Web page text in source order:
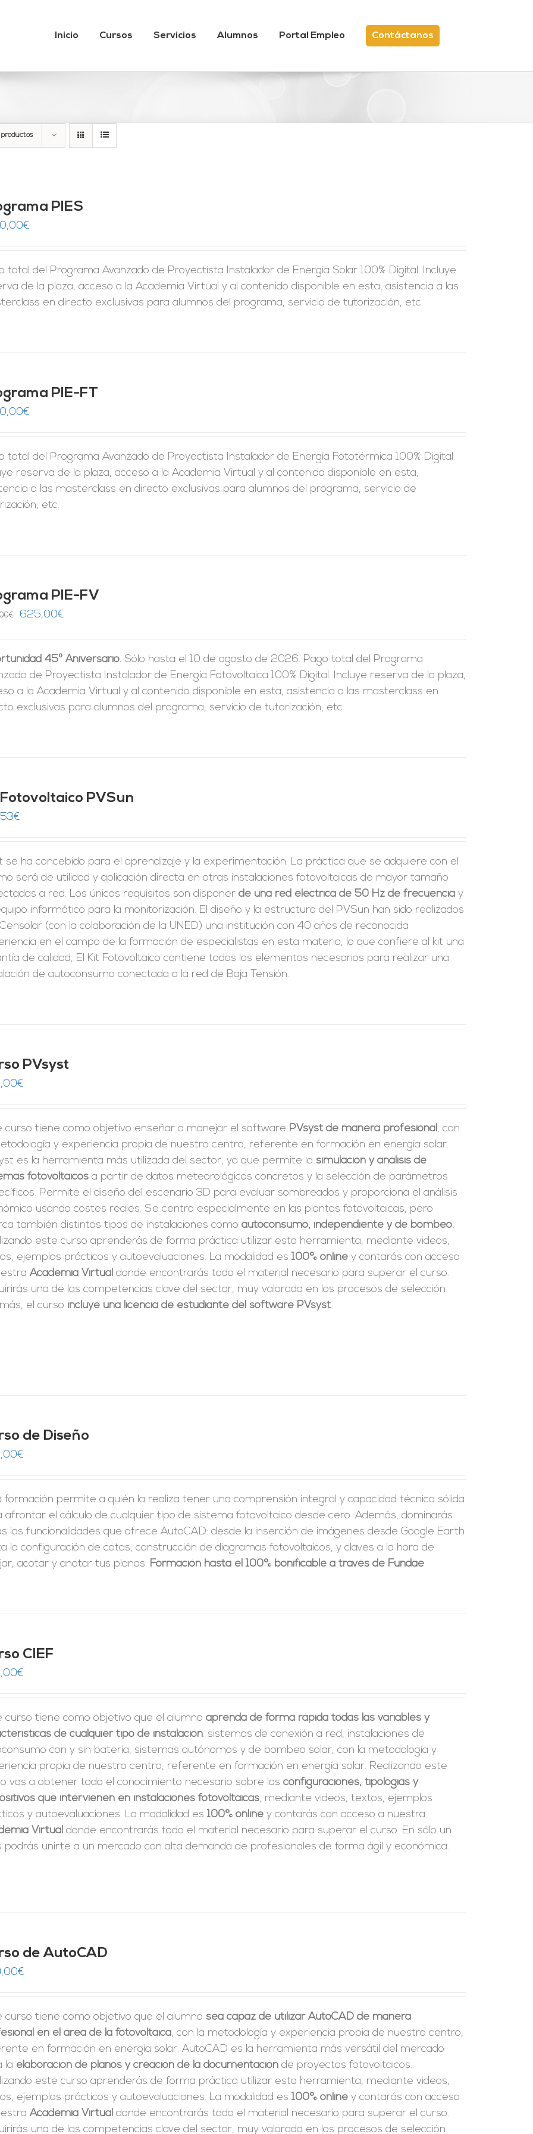
Inicio Cursos Servicios Alumnos Portal Empleo Contáctanos
PIES
€
total del Programa Avanzado de Proyectista Instalador de Energía Solar 100% Digital. Incluye
de la plaza, acceso a la Academia Virtual y al contenido disponible en esta, asistencia a las
en directo exclusivas para alumnos del programa, servicio de tutorización, etc.
PIE-FT
€
total del Programa Avanzado de Proyectista Instalador de Energía Fototérmica 100% Digital.
reserva de la plaza, acceso a la Academia Virtual y al contenido disponible en esta,
a las masterclass en directo exclusivas para alumnos del programa, servicio de
etc.
PIE-FV
€
El
era:
1.250,00€.
625,00€
es:
625,00€.
45º Aniversario. Sólo hasta el 10 de agosto de 2026. Pago total del Programa
de Proyectista Instalador de Energía Fotovoltaica 100% Digital. Incluye reserva de la plaza,
a la Academia Virtual y al contenido disponible en esta, asistencia a las masterclass en
exclusivas para alumnos del programa, servicio de tutorización, etc.
PVSun
€
se ha concebido para el aprendizaje y la experimentación. La práctica que se adquiere con el
será de utilidad y aplicación directa en otras instalaciones fotovoltaicas de mayor tamaño
a red. Los únicos requisitos son disponerde una red eléctrica de 50 Hz de frecuencia y
informático para la monitorización. El diseño y la estructura del PVSun han sido realizados
(con la colaboración de la UNED) una institución con 40 años de reconocida
en el campo de la formación de especialistas en esta materia, lo que confiere al kit una
de calidad, El Kit Fotovoltaico contiene todos los elementos necesarios para realizar una
de autoconsumo conectada a la red de Baja Tensión.
PVsyst
€
curso tiene como objetivo enseñar a manejar el software PVsyst de manera profesional, con
y experiencia propia de nuestro centro, referente en formación en energía solar.
es la herramienta más utilizada del sector, ya que permite la simulación y análisis de
fotovoltaicos a partir de datos meteorológicos concretos y la selección de parámetros
Permite el diseño del escenario 3D para evaluar sombreados y proporciona el análisis
usando costes reales. Se centra especialmente en las plantas fotovoltaicas, pero
también distintos tipos de instalaciones comoautoconsumo, independiente y de bombeo.
este curso aprenderás de forma práctica utilizar esta herramienta, mediante videos,
ejemplos prácticos y autoevaluaciones. La modalidad es100% online y contarás con acceso
Academia Virtual donde encontrarás todo el material necesario para superar el curso.
una de las competencias clave del sector, muy valorada en los procesos de selección.
el curso incluye una licencia de estudiante del software PVsyst.
de Diseño
€
formación permite a quién la realiza tener una comprensión integral y capacidad técnica sólida
afrontar el cálculo de cualquier tipo de sistema fotovoltaico desde cero. Además, dominarás
las funcionalidades que ofrece AutoCAD: desde la inserción de imágenes desde Google Earth
la configuración de cotas, construcción de diagramas fotovoltaicos, y claves a la hora de
acotar y anotar tus planos. Formación hasta el 100% bonificable a través de Fundae
CIEF
€
curso tiene como objetivo que el alumnoaprenda de forma rápida todas las variables y
de cualquier tipo de instalación: sistemas de conexión a red, instalaciones de
con y sin batería, sistemas autónomos y de bombeo solar, con la metodología y
propia de nuestro centro, referente en formación en energía solar. Realizando este
vas a obtener todo el conocimiento necesario sobre lasconfiguraciones, tipologías y
que intervienen en instalaciones fotovoltaicas, mediante videos, textos, ejemplos
y autoevaluaciones. La modalidad es100% online y contarás con acceso a nuestra
Virtual donde encontrarás todo el material necesario para superar el curso. En sólo un
podrás unirte a un mercado con alta demanda de profesionales de forma ágil y económica.
de AutoCAD
€
curso tiene como objetivo que el alumno sea capaz de utilizar AutoCAD de manera
en el área de la fotovoltaica, con la metodología y experiencia propia de nuestro centro,
en formación en energía solar. AutoCAD es la herramienta más versátil del mercado
la elaboración de planos y creación de la documentación de proyectos fotovoltaicos.
este curso aprenderás de forma práctica utilizar esta herramienta, mediante videos,
ejemplos prácticos y autoevaluaciones. La modalidad es100% online y contarás con acceso
Academia Virtual donde encontrarás todo el material necesario para superar el curso.
una de las competencias clave del sector, muy valorada en los procesos de selección.